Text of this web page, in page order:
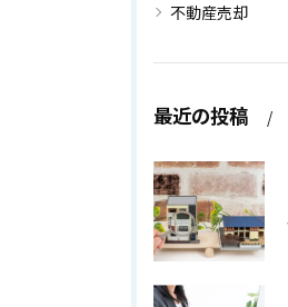
不動産売却
最近の投稿